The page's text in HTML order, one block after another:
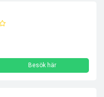
Besök här